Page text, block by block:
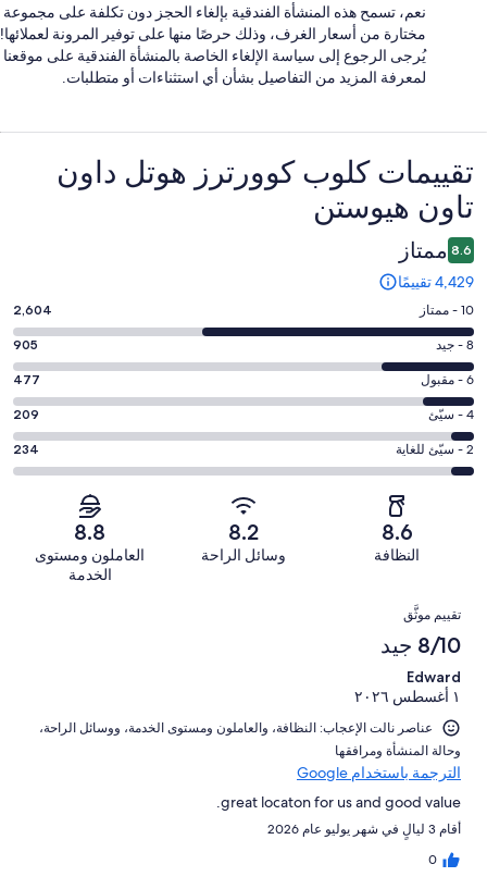
نعم، تسمح هذه المنشأة الفندقية بإلغاء الحجز دون تكلفة على مجموعة
مختارة من أسعار الغرف، وذلك حرصًا منها على توفير المرونة لعملائها!
يُرجى الرجوع إلى سياسة الإلغاء الخاصة بالمنشأة الفندقية على موقعنا
لمعرفة المزيد من التفاصيل بشأن أي استثناءات أو متطلبات.
التقييمات تقييمات ⁦كلوب كوورترز هوتل داون
تاون هيوستن⁩
8.6 ممتاز
4,429 تقييمًا
درجة
التصنيف
10
-
ممتاز.
2604
من
أصل
10 - ممتاز 2,604
درجة
التصنيف
8
-
جيد.
905
8 - جيد 905
درجة
التصنيف
6
-
مقبول.
تقييمات
النزلاء
6 - مقبول 477
درجة
التصنيف
4
من
تقييمات
النزلاء
4 - سيّئ 209
درجة
التصنيف
من
أصل
4429
من
تقييمات
النزلاء
2 - سيّئ للغاية 234
8.6
النظافة
8.2
وسائل الراحة
8.8
العاملون ومستوى
الخدمة
التقييمات
تقييم موثَّق
8/10 جيد
Edward
١ أغسطس ٢٠٢٦
عناصر نالت الإعجاب: ⁦النظافة⁩، و⁦العاملون ومستوى الخدمة⁩، و⁦وسائل الراحة⁩،
و⁦حالة المنشأة ومرافقها⁩
الترجمة باستخدام Google
great locaton for us and good value.
أقام 3 ليالٍ في شهر يوليو عام 2026
0